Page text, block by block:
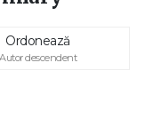
Ordonează
Autor descendent